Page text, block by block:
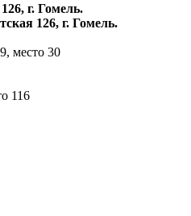
г. Гомель.
126, г. Гомель.
место 30
116